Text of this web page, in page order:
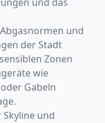
und
der Stadt
Zonen
wie
Gabeln
und